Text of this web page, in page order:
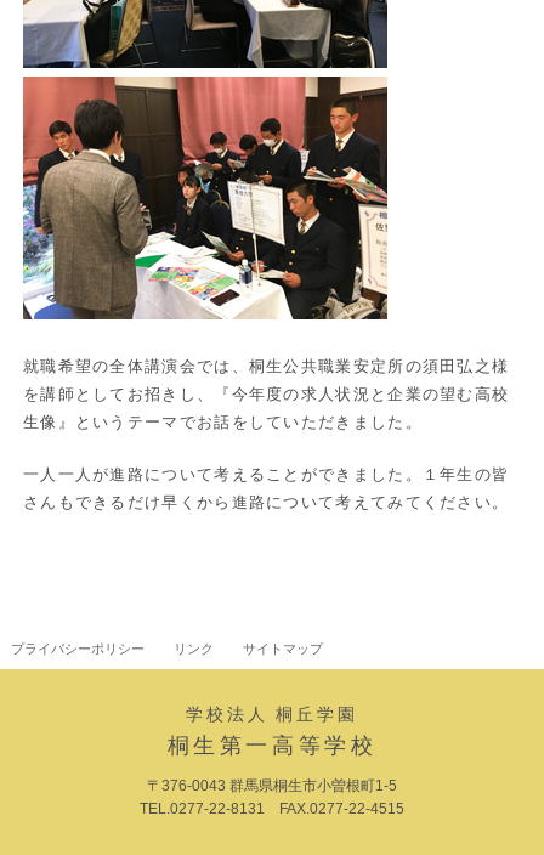
就職希望の全体講演会では、桐生公共職業安定所の須田弘之様
を講師としてお招きし、『今年度の求人状況と企業の望む高校
生像』というテーマでお話をしていただきました。
一人一人が進路について考えることができました。１年生の皆
さんもできるだけ早くから進路について考えてみてください。
プライバシーポリシー リンク サイトマップ
学校法人 桐丘学園
桐生第一高等学校
〒376-0043 群馬県桐生市小曽根町1-5
TEL.0277-22-8131 FAX.0277-22-4515